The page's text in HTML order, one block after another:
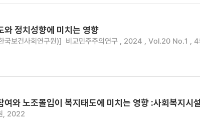
와 정치성향에 미치는 영향
국보건사회연구원)] 비교민주주의연구 , 2024 , Vol.20 No.1 ,
여와 노조몰입이 복지태도에 미치는 영향 :사회복지시
, 2022